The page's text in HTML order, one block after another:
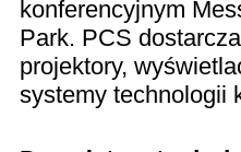
konferencyjnym
Park. PCS
projektory,
systemy technologii